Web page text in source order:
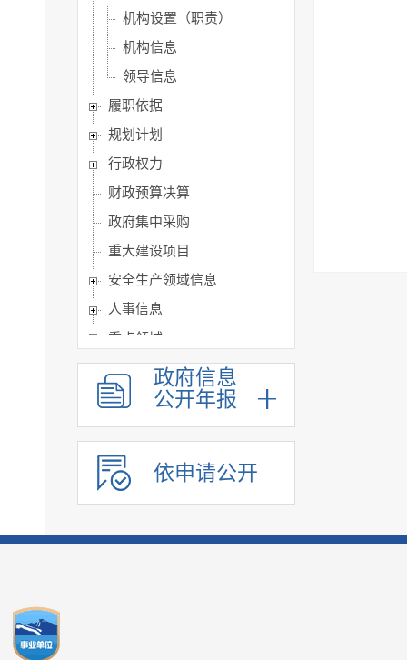
机构设置（职责）
机构信息
领导信息
履职依据
规划计划
行政权力
财政预算决算
政府集中采购
重大建设项目
安全生产领域信息
人事信息
重点领域
政府信息
公开年报
依申请公开